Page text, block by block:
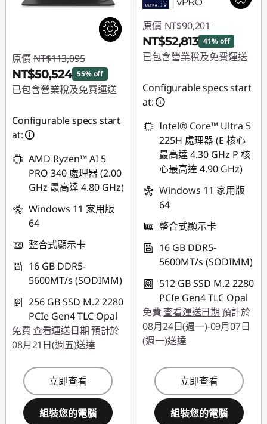
原價 NT$113,095
NT$50,524 55% off
已包含營業稅及免費運送
NT$62,571
Configurable specs start
at:
AMD Ryzen™ AI 5
PRO 340 處理器 (2.00
GHz 最高達 4.80 GHz)
Windows 11 家用版
64
整合式顯示卡
16 GB DDR5-
5600MT/s (SODIMM)
256 GB SSD M.2 2280
PCIe Gen4 TLC Opal
免費 查看運送日期預計於
08月21日(週五)送達
立即查看
組裝您的電腦
原價 NT$90,201
NT$52,813 41% off
已包含營業稅及免費運送
NT$37,388
Configurable specs start
at:
Intel® Core™ Ultra 5
225H 處理器 (E 核心
最高達 4.30 GHz P 核
心最高達 4.90 GHz)
Windows 11 家用版
64
整合式顯示卡
16 GB DDR5-
5600MT/s (SODIMM)
512 GB SSD M.2 2280
PCIe Gen4 TLC Opal
免費 查看運送日期預計於
08月24日(週一)-09月07日
(週一)送達
立即查看
組裝您的電腦